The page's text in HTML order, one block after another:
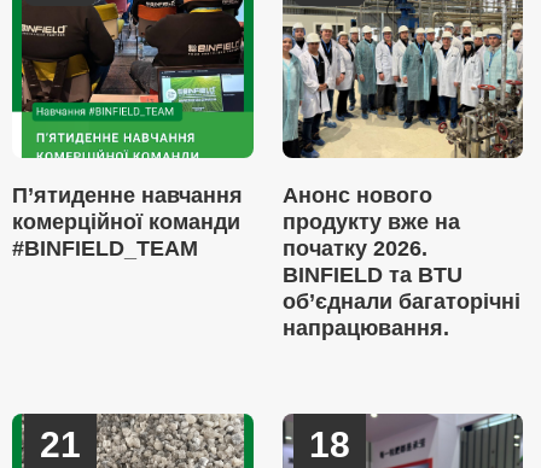
П’ятиденне навчання
комерційної команди
#BINFIELD_TEAM
Анонс нового
продукту вже на
початку 2026.
BINFIELD та BTU
об’єднали багаторічні
напрацювання.
21 18